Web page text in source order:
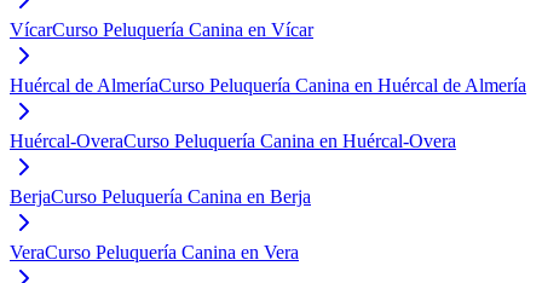
VícarCurso Peluquería Canina en Vícar
Huércal de AlmeríaCurso Peluquería Canina en Huércal de Almería
Huércal-OveraCurso Peluquería Canina en Huércal-Overa
BerjaCurso Peluquería Canina en Berja
VeraCurso Peluquería Canina en Vera